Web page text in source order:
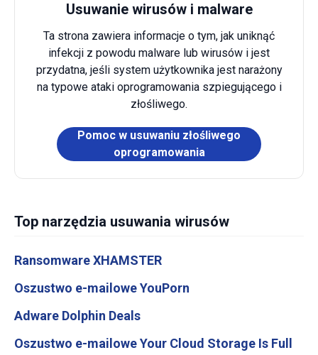
Usuwanie wirusów i malware
Ta strona zawiera informacje o tym, jak uniknąć
infekcji z powodu malware lub wirusów i jest
przydatna, jeśli system użytkownika jest narażony
na typowe ataki oprogramowania szpiegującego i
złośliwego.
Pomoc w usuwaniu złośliwego
oprogramowania
Top narzędzia usuwania wirusów
Ransomware XHAMSTER
Oszustwo e-mailowe YouPorn
Adware Dolphin Deals
Oszustwo e-mailowe Your Cloud Storage Is Full